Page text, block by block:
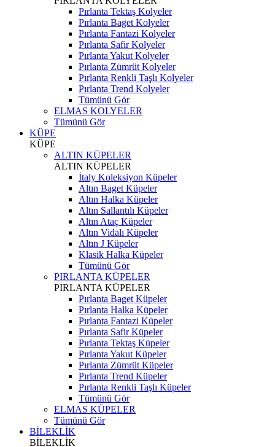
Pırlanta Tektaş Kolyeler
Pırlanta Baget Kolyeler
Pırlanta Fantazi Kolyeler
Pırlanta Safir Kolyeler
Pırlanta Yakut Kolyeler
Pırlanta Zümrüt Kolyeler
Pırlanta Renkli Taşlı Kolyeler
Pırlanta Trend Kolyeler
Tümünü Gör
ELMAS KOLYELER
Tümünü Gör
KÜPE
KÜPE
ALTIN KÜPELER
ALTIN KÜPELER
İtaly Koleksiyon Küpeler
Altın Baget Küpeler
Altın Halka Küpeler
Altın Sallantılı Küpeler
Altın Ataç Küpeler
Altın Vidalı Küpeler
Altın J Küpeler
Klasik Halka Küpeler
Tümünü Gör
PIRLANTA KÜPELER
PIRLANTA KÜPELER
Pırlanta Baget Küpeler
Pırlanta Halka Küpeler
Pırlanta Fantazi Küpeler
Pırlanta Safir Küpeler
Pırlanta Tektaş Küpeler
Pırlanta Yakut Küpeler
Pırlanta Zümrüt Küpeler
Pırlanta Trend Küpeler
Pırlanta Renkli Taşlı Küpeler
Tümünü Gör
ELMAS KÜPELER
Tümünü Gör
BİLEKLİK
BİLEKLİK